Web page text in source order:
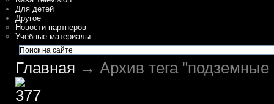
Для детей
Другое
Новости партнеров
Учебные материалы
Главная → Архив тега "подземные